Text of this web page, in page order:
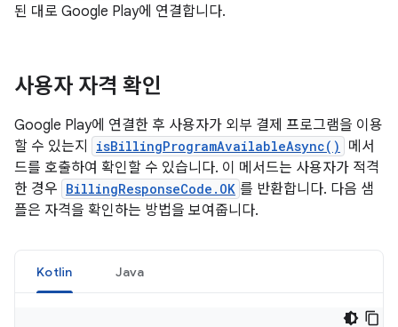
된 대로 Google Play에 연결합니다.
사용자 자격 확인
Google Play에 연결한 후 사용자가 외부 결제 프로그램을 이용
할 수 있는지
isBillingProgramAvailableAsync()
메서
드를 호출하여 확인할 수 있습니다. 이 메서드는 사용자가 적격
한 경우 BillingResponseCode.OK 를 반환합니다. 다음 샘
플은 자격을 확인하는 방법을 보여줍니다.
Kotlin Java